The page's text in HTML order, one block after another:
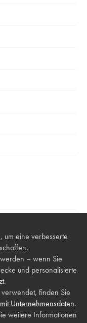
um eine verbesserte
– wenn Sie
und personalisierte
finden Sie
Unternehmensdaten.
weitere Informationen